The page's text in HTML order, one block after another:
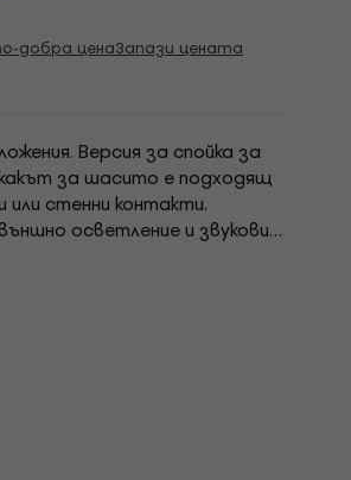
добра ценаЗапази цената
Версия за спойка за
за шасито е подходящ
стенни контакти.
осветление и звукови